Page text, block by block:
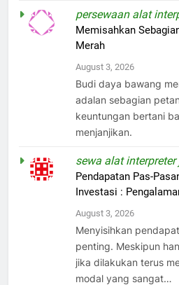
persewaan alat
Memisahkan
Merah
August 3, 2026
Budi daya bawang
adalan sebagian
keuntungan bertani
menjanjikan.
sewa alat interpreter
Pendapatan Pas-
Investasi :
August 3, 2026
Menyisihkan
penting. Meskipun
jika dilakukan terus
modal yang sangat…